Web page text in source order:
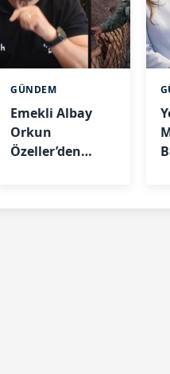
GÜNDEM
Emekli Albay
Orkun
Özeller’den